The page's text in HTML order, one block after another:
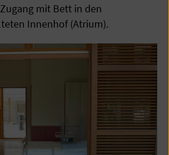
mit Bett in den
Innenhof (Atrium).